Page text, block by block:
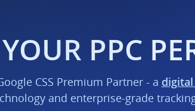
PPC
CSS Premium Partner - a
and enterprise-grade